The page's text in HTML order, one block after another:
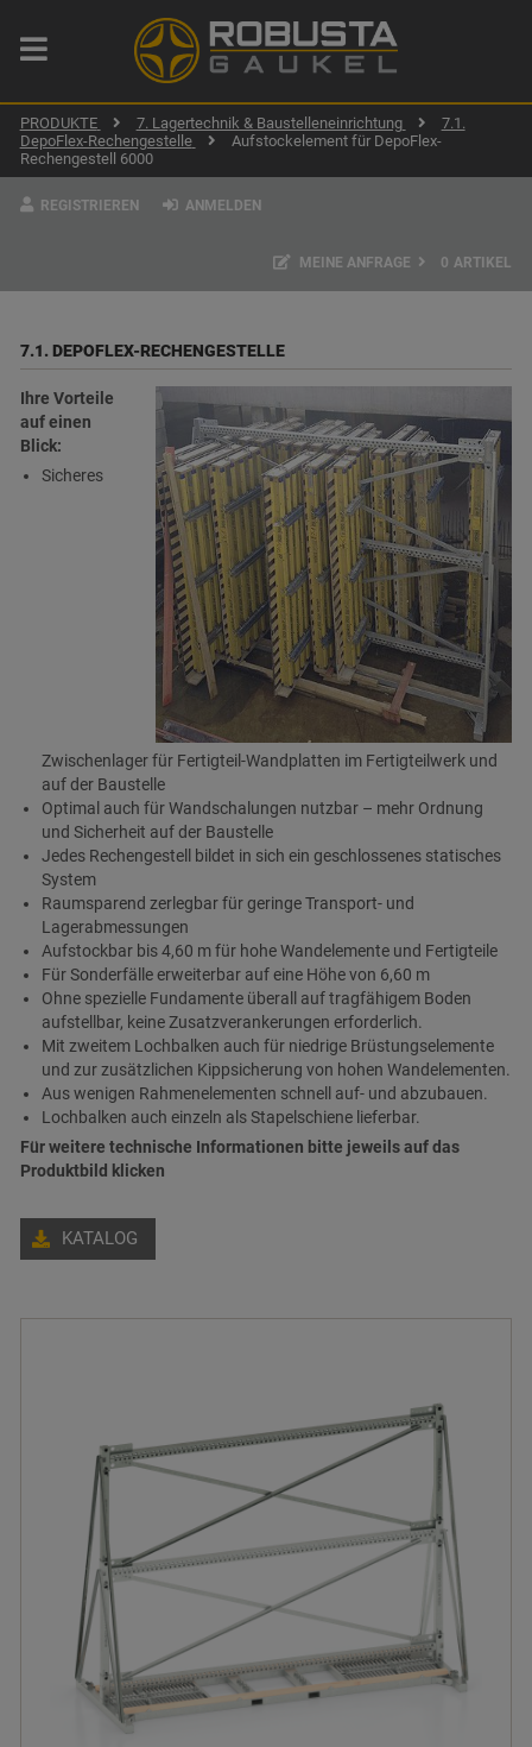
PRODUKTE 7. Lagertechnik & Baustelleneinrichtung
7.1.
DepoFlex-Rechengestelle
Aufstockelement für DepoFlex-
Rechengestell 6000
REGISTRIEREN ANMELDEN
MEINE ANFRAGE 0 ARTIKEL
7.1. DEPOFLEX-RECHENGESTELLE
Ihre Vorteile
auf einen
Blick:
Sicheres
Zwischenlager für Fertigteil-Wandplatten im Fertigteilwerk und
auf der Baustelle
Optimal auch für Wandschalungen nutzbar – mehr Ordnung
und Sicherheit auf der Baustelle
Jedes Rechengestell bildet in sich ein geschlossenes statisches
System
Raumsparend zerlegbar für geringe Transport- und
Lagerabmessungen
Aufstockbar bis 4,60 m für hohe Wandelemente und Fertigteile
Für Sonderfälle erweiterbar auf eine Höhe von 6,60 m
Ohne spezielle Fundamente überall auf tragfähigem Boden
aufstellbar, keine Zusatzverankerungen erforderlich.
Mit zweitem Lochbalken auch für niedrige Brüstungselemente
und zur zusätzlichen Kippsicherung von hohen Wandelementen.
Aus wenigen Rahmenelementen schnell auf- und abzubauen.
Lochbalken auch einzeln als Stapelschiene lieferbar.
Für weitere technische Informationen bitte jeweils auf das
Produktbild klicken
KATALOG